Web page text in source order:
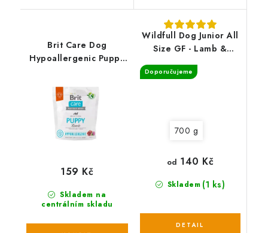
Brit Care Dog
Hypoallergenic Puppy
Skladem na
centrálním skladu
159 Kč
Wildfull Dog Junior All
Size GF - Lamb &
Doporučujeme
700 g
Skladem (1 ks)
od 140 Kč